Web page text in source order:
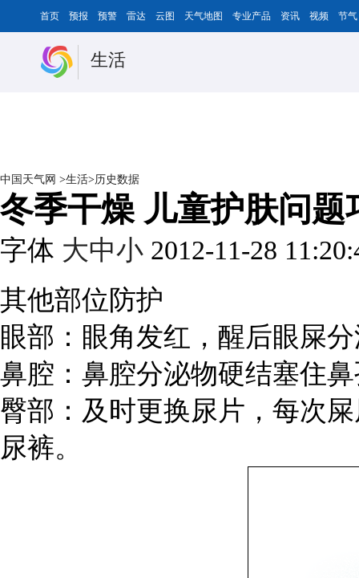
首页 预报 预警 雷达 云图 天气地图 专业产品 资讯 视频 节气
生活
中国天气网 >生活>历史数据
冬季干燥 儿童护肤问题
字体 大中小 2012-11-28
其他部位防护
眼部：眼角发红，醒后眼屎
鼻腔：鼻腔分泌物硬结塞住
臀部：及时更换尿片，每次
尿裤。